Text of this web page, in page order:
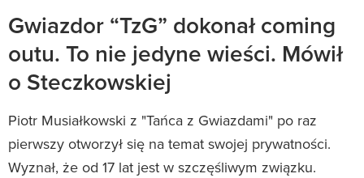
Gwiazdor “TzG” dokonał coming
outu. To nie jedyne wieści. Mówił
o Steczkowskiej
Piotr Musiałkowski z "Tańca z Gwiazdami" po raz
pierwszy otworzył się na temat swojej prywatności.
Wyznał, że od 17 lat jest w szczęśliwym związku.